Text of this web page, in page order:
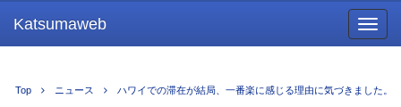
Katsumaweb
Top ニュース ハワイでの滞在が結局、一番楽に感じる理由に気づきました。